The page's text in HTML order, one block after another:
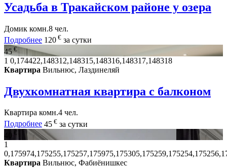
Усадьба в Тракайском районе у озера
Домик комн.8 чел.
Подробнее 120 € за сутки
45 €
1 0,174422,148312,148315,148316,148317,148318
Квартира Вильнюс, Лаздинеляй
Двухкомнатная квартира с балконом
Квартира комн.4 чел.
Подробнее 45 € за сутки
40 €
1
Квартира Вильнюс, Фабиёнишкес